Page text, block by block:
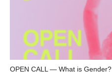
OPEN CALL — What is Gender?